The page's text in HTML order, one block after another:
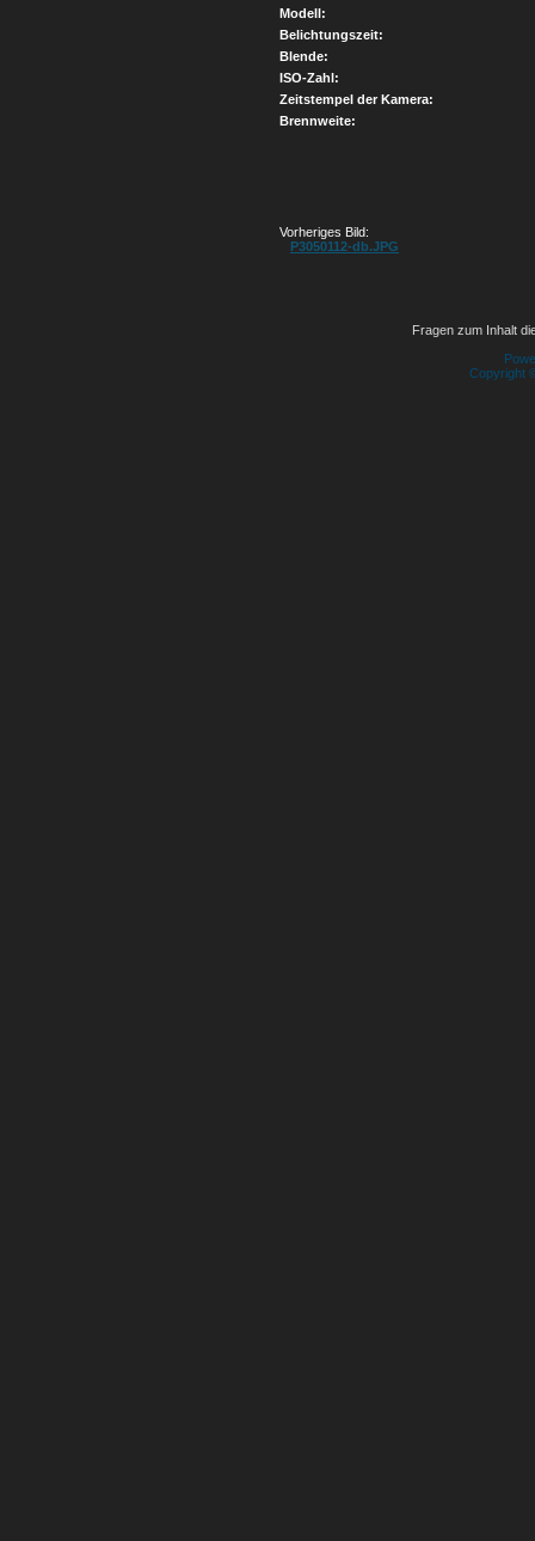
Modell:
Belichtungszeit:
Blende:
ISO-Zahl:
Zeitstempel der Kamera:
Brennweite:
Vorheriges Bild:
P3050112-db.JPG
Fragen zum Inhalt
Copyright